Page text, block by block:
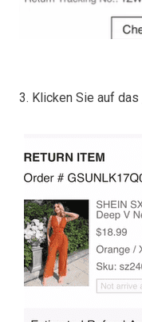
3. Klicken Sie auf das